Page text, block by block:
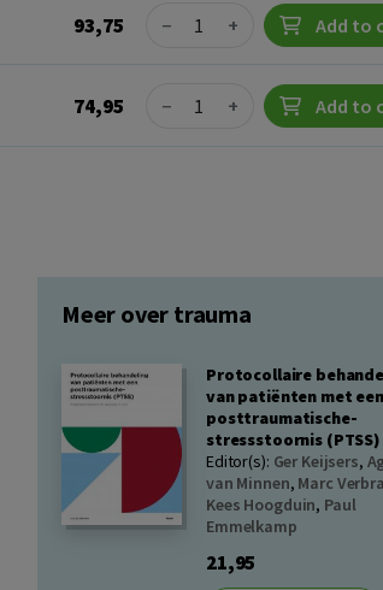
93,75 Quantity
− + Add to
74,95 Quantity
− + Add to
Meer over trauma
Protocollaire
van patiënten met een
posttraumatische-
stressstoornis (PTSS)
Editor(s): Ger Keijsers,
van Minnen, Marc
Kees Hoogduin, Paul
Emmelkamp
21,95